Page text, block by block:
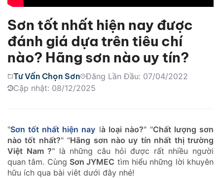
Sơn tốt nhất hiện nay được
đánh giá dựa trên tiêu chí
nào? Hãng sơn nào uy tín?
Tư Vấn Chọn Sơn Đăng Lần Đầu: 07/04/2022
Cập nhật: 08/12/2025
"Sơn tốt nhất hiện nay là loại nào?" "Chất lượng sơn
nào tốt nhất?" "Hãng sơn nào uy tín nhất thị trường
Việt Nam ?" là những câu hỏi được rất nhiều người
quan tâm. Cùng Sơn JYMEC tìm hiểu những lời khuyên
hữu ích qua bài viêt dưới đây nhé!